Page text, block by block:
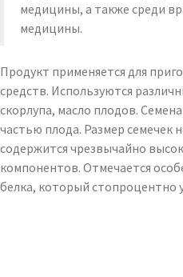
медицины, а также среди
медицины.
Продукт применяется для
средств. Используются
скорлупа, масло плодов.
частью плода. Размер семечек
содержится чрезвычайно
компонентов. Отмечается
белка, который стопроцентно